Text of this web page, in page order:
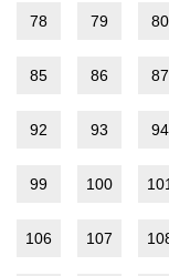
78 79 80
85 86 87
92 93 94
99 100
106 107